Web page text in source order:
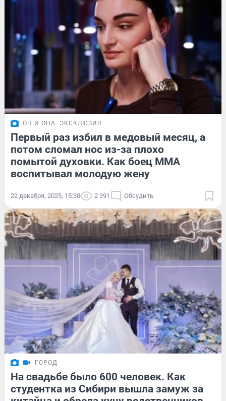
ОН И ОНА ЭКСКЛЮЗИВ
Первый раз избил в медовый месяц, а
потом сломал нос из-за плохо
помытой духовки. Как боец ММА
воспитывал молодую жену
22 декабря, 2025, 15:30 2 391 Обсудить
ГОРОД
На свадьбе было 600 человек. Как
студентка из Сибири вышла замуж за